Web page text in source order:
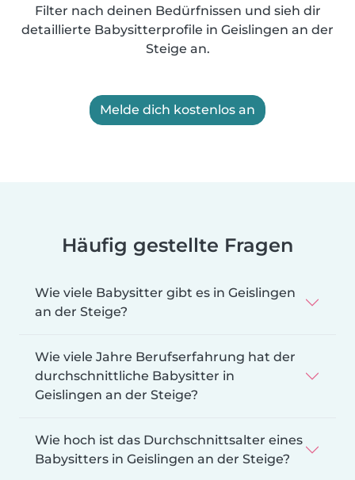
Filter nach deinen Bedürfnissen und sieh dir
detaillierte Babysitterprofile in Geislingen an der
Steige an.
Melde dich kostenlos an
Häufig gestellte Fragen
Wie viele Babysitter gibt es in Geislingen
an der Steige?
Wie viele Jahre Berufserfahrung hat der
durchschnittliche Babysitter in
Geislingen an der Steige?
Wie hoch ist das Durchschnittsalter eines
Babysitters in Geislingen an der Steige?